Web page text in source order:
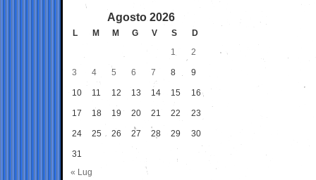
Agosto 2026
L M M G V S
D
1
2
3 4 5 6 7 8 9
10 11 12 13 14 15 16
17 18 19 20 21 22 23
24 25 26 27 28 29 30
31
« Lug